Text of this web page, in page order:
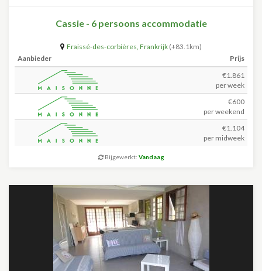
Cassie - 6 persoons accommodatie
Fraissé-des-corbières, Frankrijk (+83.1km)
Aanbieder
Prijs
€1.861
per week
€600
per weekend
€1.104
per midweek
Bijgewerkt: Vandaag